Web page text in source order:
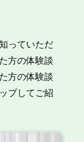
っていただ
方の体験談
方の体験談
プしてご紹